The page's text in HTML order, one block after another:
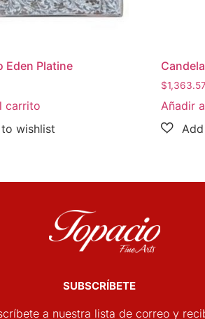
Eden Platine
carrito
$1,363.57
Añadir
SUBSCRÍBETE
a nuestra lista de correo y